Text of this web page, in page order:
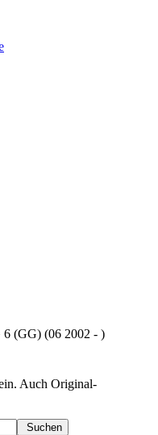
6 (GG) (06 2002 - )
Auch Original-
Suchen